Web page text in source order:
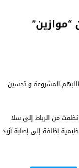
مجموعة من مطالبهم المشروعة و تحسين
نظمت من الرباط إلى سلا
إظافة إلى إصابة أزيد